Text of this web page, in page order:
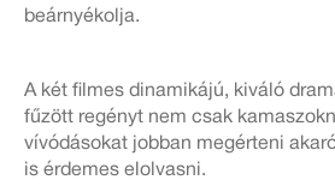
beárnyékolja.
A két filmes dinamikájú, kiváló
fűzött regényt nem csak
vívódásokat jobban megérteni
is érdemes elolvasni.